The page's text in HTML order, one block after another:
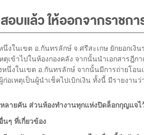
บแล้ว ให้ออกจากราชกา
ในเขต อ.กันทรลักษ์ จ.ศรีสะเกษ ยักยอกเงิน
ข้าไปในห้องกองคลัง จากนั้นนำเอกสารฎีกา
นึ่งในเขต อ.กันทรลักษ์ จากนั้นมีการถ่ายโอน
เหตุเป็นผู้นำเช็คไปเบิกเงิน ทั้งนี้ มีรายงานว่
ลายคัน ส่วนห้องทำงานทุกแห่งปิดล็อกกุญแจไ
นๆ ที่เกี่ยวข้อง